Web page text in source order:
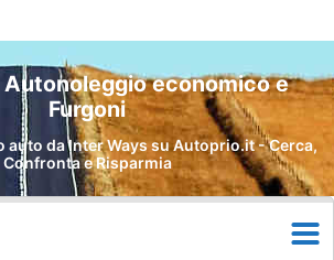
economico e
Furgoni
da Inter Ways su Autoprio.it - Cerca,
Confronta e Risparmia